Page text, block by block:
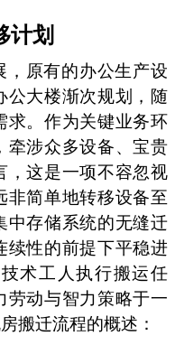
计划
，原有的办公生产设
公大楼渐次规划，随
求。作为关键业务环
牵涉众多设备、宝贵
，这是一项不容忽视
非简单地转移设备至
中存储系统的无缝迁
续性的前提下平稳进
术工人执行搬运任
劳动与智力策略于一
搬迁流程的概述：